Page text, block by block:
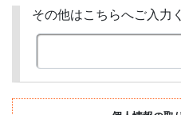
その他はこちらへご入力